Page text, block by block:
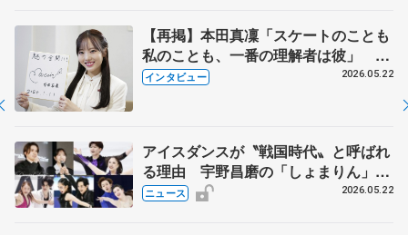
【再掲】本田真凜「スケートのことも
私のことも、一番の理解者は彼」 引
退時の単独インタビューで語った競技
インタビュー 2026.05.22
アイスダンスが〝戦国時代〟と呼ばれ
る理由 宇野昌磨の「しょまりん」ら
実力者が相次いで参戦 国内の競争激
ニュース 2026.05.22